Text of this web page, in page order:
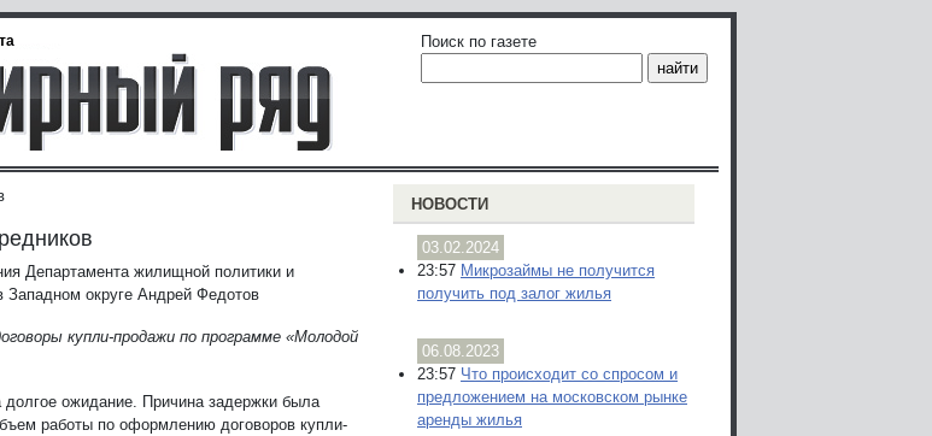
Поиск по газете
Департамента жилищной политики и
округе Андрей Федотов
купли-продажи по программе «Молодой
долгое ожидание. Причина задержки была
работы по оформлению договоров купли-
НОВОСТИ
03.02.2024
23:57 Микрозаймы не получится
получить под залог жилья
06.08.2023
23:57 Что происходит со спросом и
предложением на московском рынке
аренды жилья